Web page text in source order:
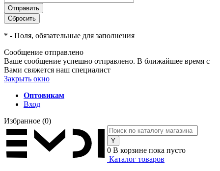
* - Поля, обязательные для заполнения
Сообщение отправлено
Ваше сообщение успешно отправлено. В ближайшее время с
Вами свяжется наш специалист
Закрыть окно
Оптовикам
Вход
Избранное (0)
0 В корзине пока пусто
Каталог товаров